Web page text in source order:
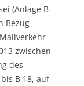
(Anlage B
Bezug
zwischen
des
B 18, auf